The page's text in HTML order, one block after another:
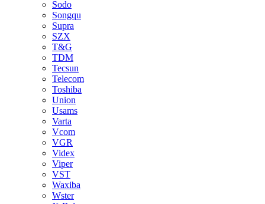
Sodo
Songqu
Supra
SZX
T&G
TDM
Tecsun
Telecom
Toshiba
Union
Usams
Varta
Vcom
VGR
Videx
Viper
VST
Waxiba
Wster